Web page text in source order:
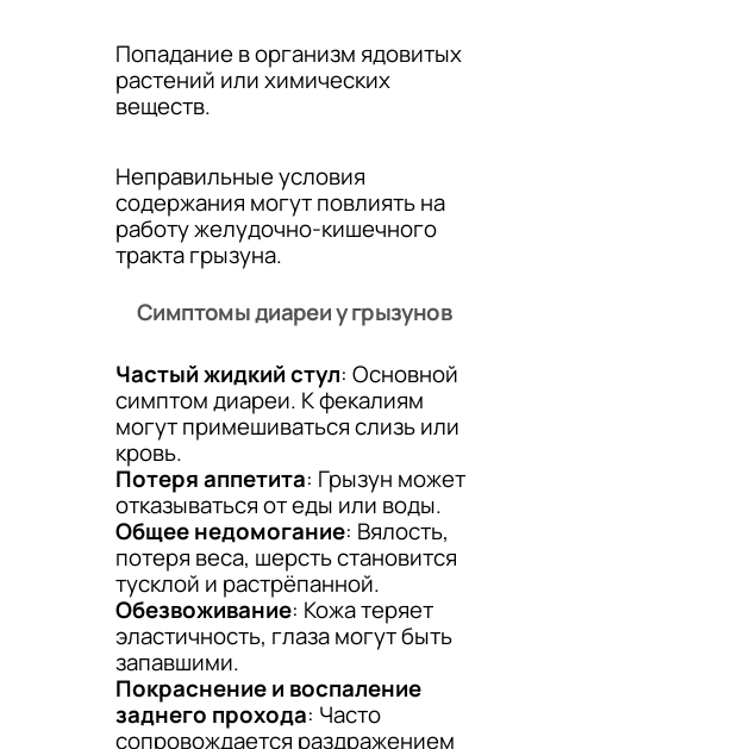
Попадание в организм ядовитых
растений или химических
веществ.
Неправильные условия
содержания могут повлиять на
работу желудочно-кишечного
тракта грызуна.
Симптомы диареи у грызунов
Частый жидкий стул: Основной
симптом диареи. К фекалиям
могут примешиваться слизь или
кровь.
Потеря аппетита: Грызун может
отказываться от еды или воды.
Общее недомогание: Вялость,
потеря веса, шерсть становится
тусклой и растрёпанной.
Обезвоживание: Кожа теряет
эластичность, глаза могут быть
запавшими.
Покраснение и воспаление
заднего прохода: Часто
сопровождается раздражением